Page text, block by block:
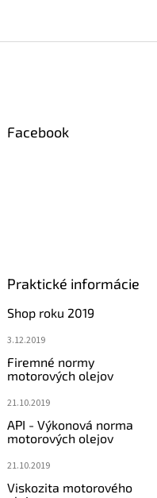
Facebook
Praktické informácie
Shop roku 2019
3.12.2019
Firemné normy
motorových olejov
21.10.2019
API - Výkonová norma
motorových olejov
21.10.2019
Viskozita motorového